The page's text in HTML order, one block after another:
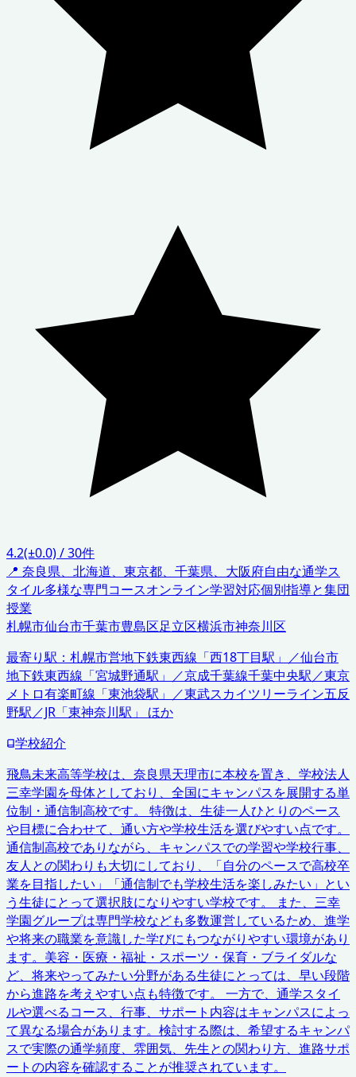
4.2(±0.0)/30件
📍 奈良県、北海道、東京都、千葉県、大阪府自由な通学ス
タイル多様な専門コースオンライン学習対応個別指導と集団
授業
札幌市仙台市千葉市豊島区足立区横浜市神奈川区
最寄り駅： 札幌市営地下鉄東西線「西18丁目駅」／仙台市
地下鉄東西線「宮城野通駅」／京成千葉線千葉中央駅／東京
メトロ有楽町線「東池袋駅」／東武スカイツリーライン五反
野駅／JR「東神奈川駅」 ほか
学校紹介
飛鳥未来高等学校は、奈良県天理市に本校を置き、学校法人
三幸学園を母体としており、全国にキャンパスを展開する単
位制・通信制高校です。 特徴は、生徒一人ひとりのペース
や目標に合わせて、通い方や学校生活を選びやすい点です。
通信制高校でありながら、キャンパスでの学習や学校行事、
友人との関わりも大切にしており、「自分のペースで高校卒
業を目指したい」「通信制でも学校生活を楽しみたい」とい
う生徒にとって選択肢になりやすい学校です。 また、三幸
学園グループは専門学校なども多数運営しているため、進学
や将来の職業を意識した学びにもつながりやすい環境があり
ます。美容・医療・福祉・スポーツ・保育・ブライダルな
ど、将来やってみたい分野がある生徒にとっては、早い段階
から進路を考えやすい点も特徴です。 一方で、通学スタイ
ルや選べるコース、行事、サポート内容はキャンパスによっ
て異なる場合があります。検討する際は、希望するキャンパ
スで実際の通学頻度、雰囲気、先生との関わり方、進路サポ
ートの内容を確認することが推奨されています。